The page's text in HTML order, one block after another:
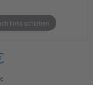
links schieben